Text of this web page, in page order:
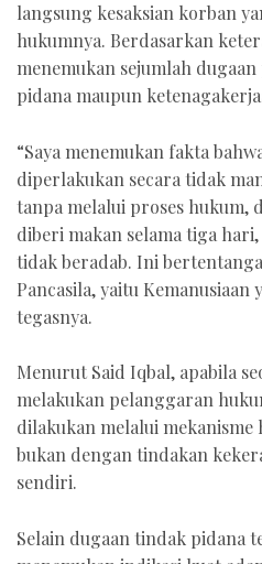
langsung kesaksian korban
hukumnya. Berdasarkan
menemukan sejumlah
pidana maupun
“Saya menemukan fakta
diperlakukan secara tidak
tanpa melalui proses hukum,
diberi makan selama tiga
tidak beradab. Ini
Pancasila, yaitu Kemanusiaan
tegasnya.
Menurut Said Iqbal, apabila
melakukan pelanggaran
dilakukan melalui
bukan dengan tindakan
sendiri.
Selain dugaan tindak pidana